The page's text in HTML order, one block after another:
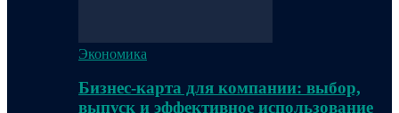
Экономика
Бизнес-карта для компании: выбор,
выпуск и эффективное использование